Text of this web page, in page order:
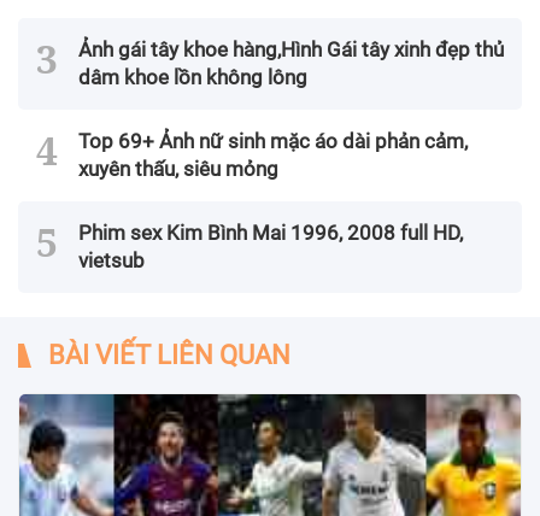
Ảnh gái tây khoe hàng,Hình Gái tây xinh đẹp thủ
dâm khoe lồn không lông
Top 69+ Ảnh nữ sinh mặc áo dài phản cảm,
xuyên thấu, siêu mỏng
Phim sex Kim Bình Mai 1996, 2008 full HD,
vietsub
BÀI VIẾT LIÊN QUAN